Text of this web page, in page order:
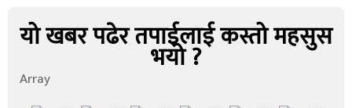
यो खबर पढेर तपाईलाई कस्तो महसुस
भयो ?
Array